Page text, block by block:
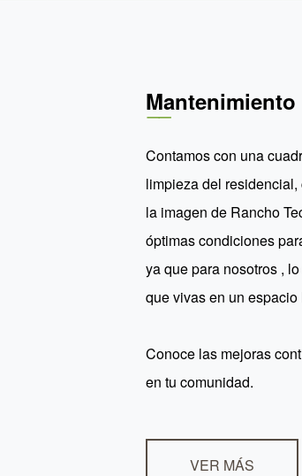
Mantenimiento
Contamos con una
limpieza del
la imagen de Rancho
óptimas condiciones
ya que para nosotros ,
que vivas en un
Conoce las mejoras
en tu comunidad.
VER MÁS